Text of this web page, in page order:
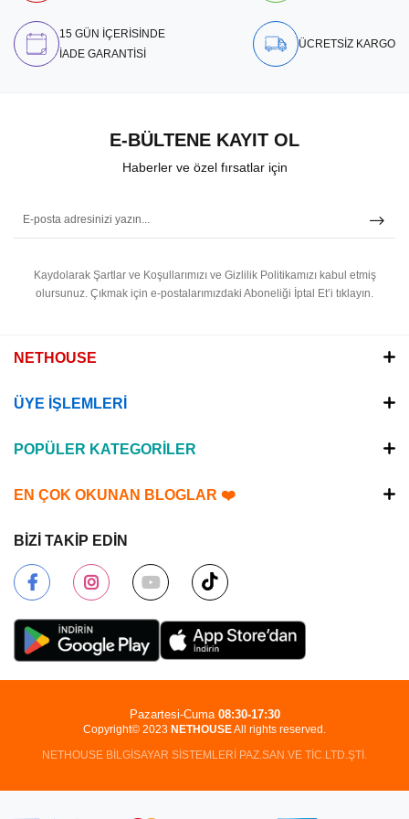
15 GÜN İÇERİSİNDE
İADE GARANTİSİ
ÜCRETSİZ KARGO
E-BÜLTENE KAYIT OL
Haberler ve özel fırsatlar için
Kaydolarak Şartlar ve Koşullarımızı ve Gizlilik Politikamızı kabul etmiş
olursunuz. Çıkmak için e-postalarımızdaki Aboneliği İptal Et’i tıklayın.
NETHOUSE
ÜYE İŞLEMLERİ
POPÜLER KATEGORİLER
EN ÇOK OKUNAN BLOGLAR ❤️
BİZİ TAKİP EDİN
Copyright© 2023 NETHOUSEAll rights reserved.
NETHOUSE BİLGİSAYAR SİSTEMLERİ PAZ.SAN.VE TİC.LTD.ŞTİ.
Pazartesi-Cuma 08:30-17:30